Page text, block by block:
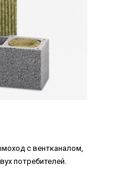
с вентканалом,
потребителей.